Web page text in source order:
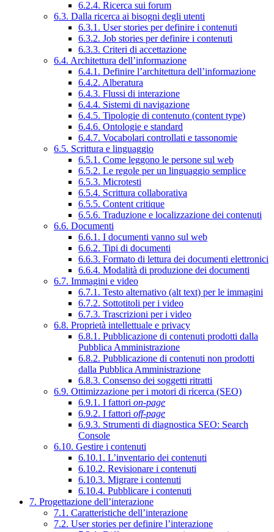
6.2.4. Ricerca sui forum
6.3. Dalla ricerca ai bisogni degli utenti
6.3.1. User stories per definire i contenuti
6.3.2. Job stories per definire i contenuti
6.3.3. Criteri di accettazione
6.4. Architettura dell’informazione
6.4.1. Definire l’architettura dell’informazione
6.4.2. Alberatura
6.4.3. Flussi di interazione
6.4.4. Sistemi di navigazione
6.4.5. Tipologie di contenuto (content type)
6.4.6. Ontologie e standard
6.4.7. Vocabolari controllati e tassonomie
6.5. Scrittura e linguaggio
6.5.1. Come leggono le persone sul web
6.5.2. Le regole per un linguaggio semplice
6.5.3. Microtesti
6.5.4. Scrittura collaborativa
6.5.5. Content critique
6.5.6. Traduzione e localizzazione dei contenuti
6.6. Documenti
6.6.1. I documenti vanno sul web
6.6.2. Tipi di documenti
6.6.3. Formato di lettura dei documenti elettronici
6.6.4. Modalità di produzione dei documenti
6.7. Immagini e video
6.7.1. Testo alternativo (alt text) per le immagini
6.7.2. Sottotitoli per i video
6.7.3. Trascrizioni per i video
6.8. Proprietà intellettuale e privacy
6.8.1. Pubblicazione di contenuti prodotti dalla
Pubblica Amministrazione
6.8.2. Pubblicazione di contenuti non prodotti
dalla Pubblica Amministrazione
6.8.3. Consenso dei soggetti ritratti
6.9. Ottimizzazione per i motori di ricerca (SEO)
6.9.1. I fattori on-page
6.9.2. I fattori off-page
6.9.3. Strumenti di diagnostica SEO: Search
Console
6.10. Gestire i contenuti
6.10.1. L’inventario dei contenuti
6.10.2. Revisionare i contenuti
6.10.3. Migrare i contenuti
6.10.4. Pubblicare i contenuti
7. Progettazione dell’interazione
7.1. Caratteristiche dell’interazione
7.2. User stories per definire l’interazione